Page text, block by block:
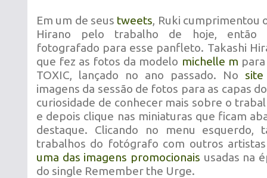
Em um de seus tweets, Ruki cumprimentou
Hirano pelo trabalho de hoje, então
fotografado para esse panfleto. Takashi
que fez as fotos da modelo michelle m
TOXIC, lançado no ano passado. No site
imagens da sessão de fotos para as capas
curiosidade de conhecer mais sobre o
e depois clique nas miniaturas que ficam
destaque. Clicando no menu esquerdo,
trabalhos do fotógrafo com outros
uma das imagens promocionais usadas na
do single Remember the Urge.